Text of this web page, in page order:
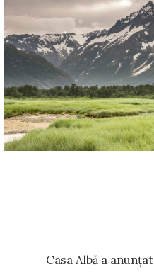
Casa Albă a